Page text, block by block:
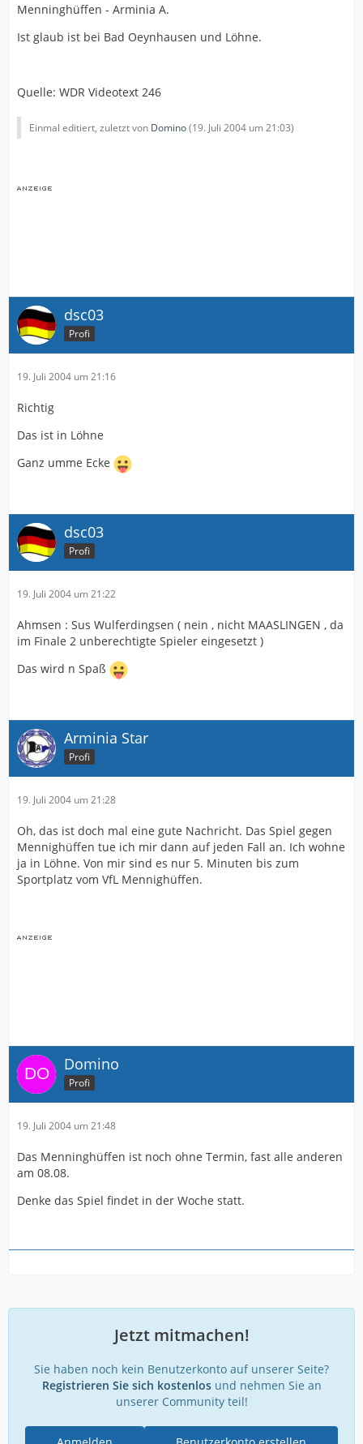
Menninghüffen - Arminia A.
Ist glaub ist bei Bad Oeynhausen und Löhne.
Quelle: WDR Videotext 246
Einmal editiert, zuletzt von Domino(19. Juli 2004 um 21:03)
dsc03
Profi
19. Juli 2004 um 21:16
Richtig
Das ist in Löhne
Ganz umme Ecke
dsc03
Profi
19. Juli 2004 um 21:22
Ahmsen : Sus Wulferdingsen ( nein , nicht MAASLINGEN , da
im Finale 2 unberechtigte Spieler eingesetzt )
Das wird n Spaß
Arminia Star
Profi
19. Juli 2004 um 21:28
Oh, das ist doch mal eine gute Nachricht. Das Spiel gegen
Mennighüffen tue ich mir dann auf jeden Fall an. Ich wohne
ja in Löhne. Von mir sind es nur 5. Minuten bis zum
Sportplatz vom VfL Mennighüffen.
Domino
Profi
19. Juli 2004 um 21:48
Das Menninghüffen ist noch ohne Termin, fast alle anderen
am 08.08.
Denke das Spiel findet in der Woche statt.
Jetzt mitmachen!
Sie haben noch kein Benutzerkonto auf unserer Seite?
Registrieren Sie sich kostenlosund nehmen Sie an
unserer Community teil!